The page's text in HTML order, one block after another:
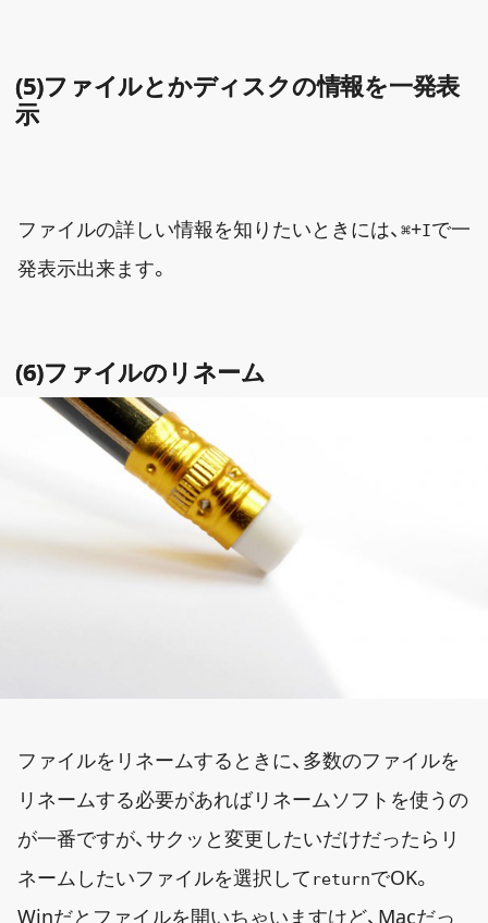
(5)ファイルとかディスクの情報を一発表
示
ファイルの詳しい情報を知りたいときには、 ⌘+Iで一
発表示出来ます。
(6)ファイルのリネーム
ファイルをリネームするときに、多数のファイルを
リネームする必要があればリネームソフトを使うの
が一番ですが、サクッと変更したいだけだったらリ
ネームしたいファイルを選択して returnでOK。
Winだとファイルを開いちゃいますけど、Macだっ